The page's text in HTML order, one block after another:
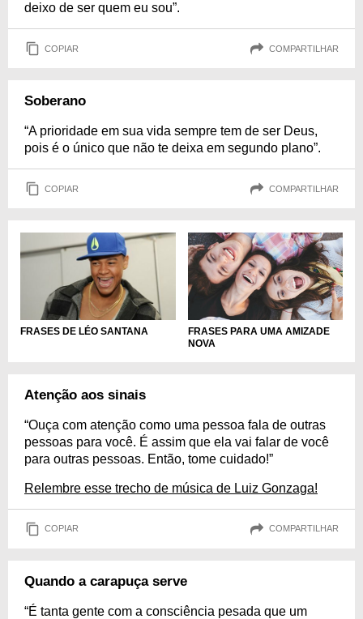
deixo de ser quem eu sou”.
COPIAR COMPARTILHAR
Soberano
“A prioridade em sua vida sempre tem de ser Deus,
pois é o único que não te deixa em segundo plano”.
COPIAR COMPARTILHAR
FRASES DE LÉO SANTANA
FRASES PARA UMA AMIZADE
NOVA
Atenção aos sinais
“Ouça com atenção como uma pessoa fala de outras
pessoas para você. É assim que ela vai falar de você
para outras pessoas. Então, tome cuidado!”
Relembre esse trecho de música de Luiz Gonzaga!
COPIAR COMPARTILHAR
Quando a carapuça serve
“É tanta gente com a consciência pesada que um